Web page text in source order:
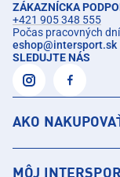
ZÁKAZNÍCKA
+421 905 348 555
Počas pracovných
eshop@intersport.sk
SLEDUJTE NÁS
AKO
MÔJ